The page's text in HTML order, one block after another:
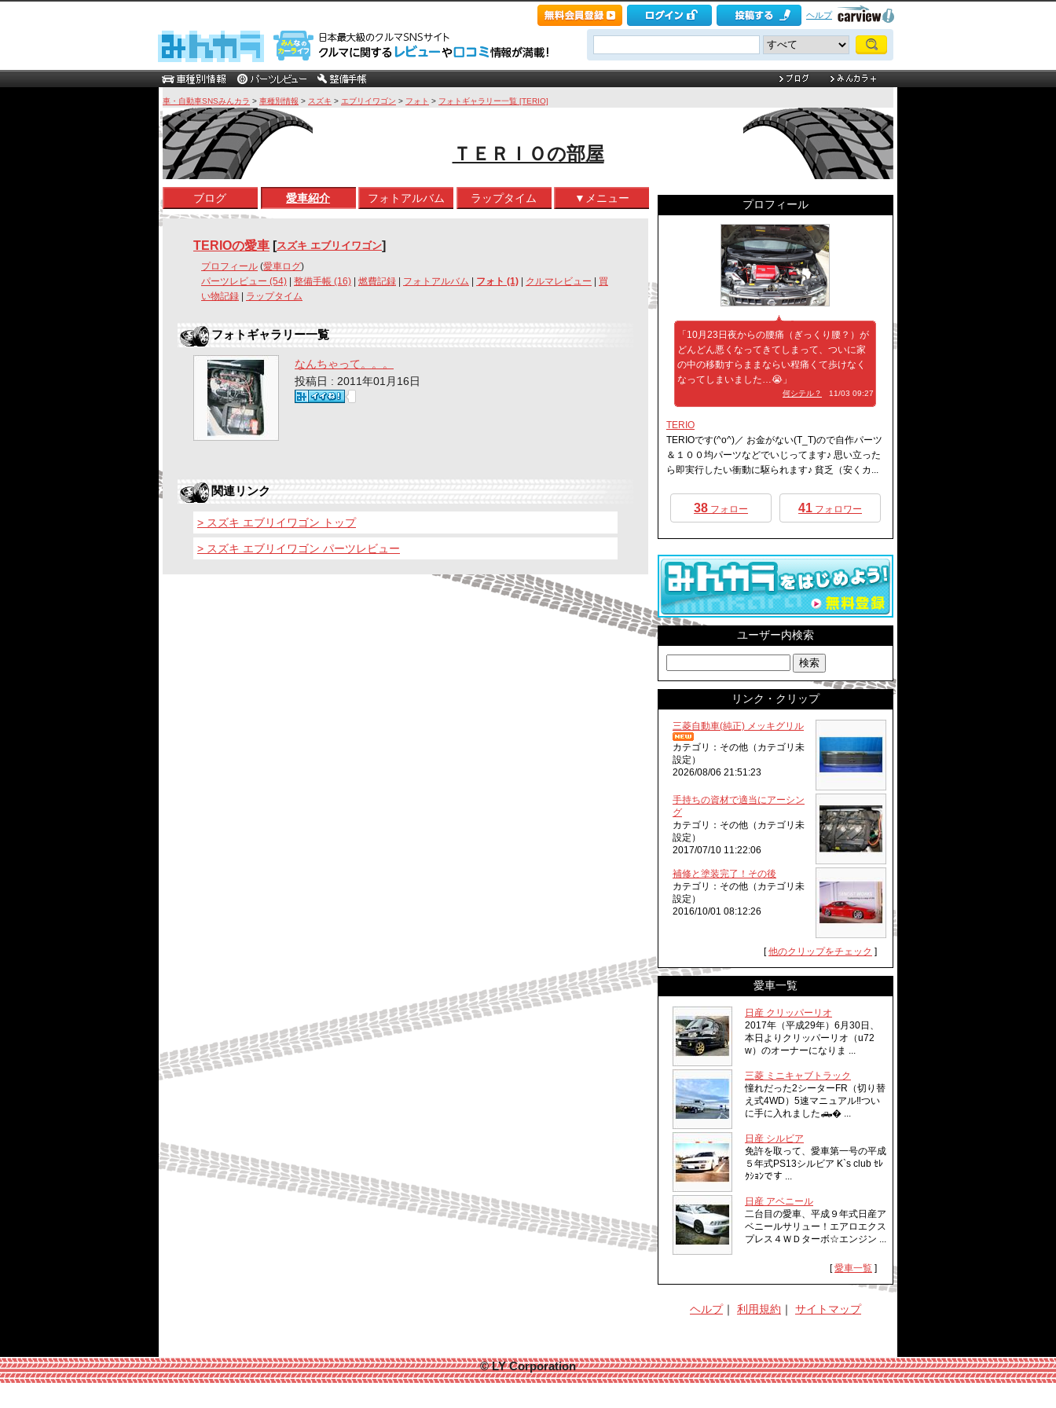
ヘルプ
車・自動車SNSみんカラ > 車種別情報 > スズキ > エブリイワゴン > フォト > フォトギャラリー一覧 [TERIO]
ＴＥＲＩＯの部屋
ブログ 愛車紹介 フォトアルバム ラップタイム ▼メニュー
TERIOの愛車 [スズキ エブリイワゴン]
プロフィール (愛車ログ)
パーツレビュー (54)
整備手帳 (16) 燃費記録 フォトアルバム フォト (1) クルマレビュー
買
い物記録
ラップタイム
フォトギャラリー一覧
なんちゃって。。。
投稿日 : 2011年01月16日
関連リンク
> スズキ エブリイワゴン トップ
> スズキ エブリイワゴン パーツレビュー
プロフィール
「10月23日夜からの腰痛（ぎっくり腰？）が
どんどん悪くなってきてしまって、ついに家
の中の移動すらままならい程痛くて歩けなく
なってしまいました…😭」
何シテル？ 11/03 09:27
TERIO
TERIOです(^o^)／ お金がない(T_T)ので自作パーツ
＆１００均パーツなどでいじってます♪ 思い立った
ら即実行したい衝動に駆られます♪ 貧乏（安くカ...
38 フォロー 41 フォロワー
ユーザー内検索
リンク・クリップ
三菱自動車(純正) メッキグリル
カテゴリ：その他（カテゴリ未
設定）
2026/08/06 21:51:23
手持ちの資材で適当にアーシン
グ
カテゴリ：その他（カテゴリ未
設定）
2017/07/10 11:22:06
補修と塗装完了！その後
カテゴリ：その他（カテゴリ未
設定）
2016/10/01 08:12:26
[他のクリップをチェック ]
愛車一覧
日産 クリッパーリオ
2017年（平成29年）6月30日、
本日よりクリッパーリオ（u72
w）のオーナーになりま ...
三菱 ミニキャブトラック
憧れだった2シーターFR（切り替
え式4WD）5速マニュアル‼︎つい
に手に入れました🛻� ...
日産 シルビア
免許を取って、愛車第一号の平成
５年式PS13シルビア K`s club ｾﾚ
ｸｼｮﾝです ...
日産 アベニール
二台目の愛車、平成９年式日産ア
ベニールサリュー！エアロエクス
プレス４ＷＤターボ☆エンジン ...
[愛車一覧 ]
ヘルプ｜ 利用規約 ｜ サイトマップ
© LY Corporation